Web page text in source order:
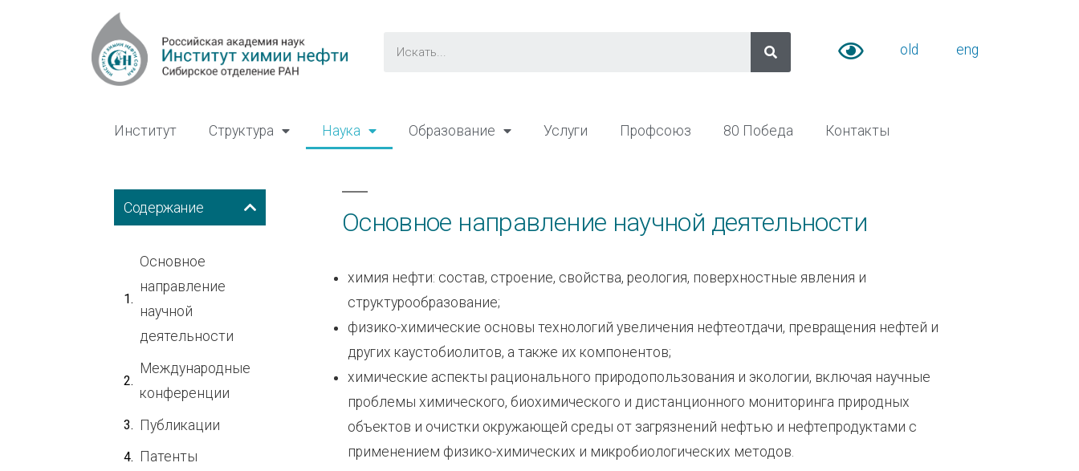
old eng
Институт Структура Наука Образование Услуги Профсоюз 80 Победа Контакты
Содержание
Основное
направление
научной
деятельности
Международные
конференции
Публикации
Патенты
Основное направление научной деятельности
химия нефти: состав, строение, свойства, реология, поверхностные явления и
структурообразование;
физико-химические основы технологий увеличения нефтеотдачи, превращения нефтей и
других каустобиолитов, а также их компонентов;
химические аспекты рационального природопользования и экологии, включая научные
проблемы химического, биохимического и дистанционного мониторинга природных
объектов и очистки окружающей среды от загрязнений нефтью и нефтепродуктами с
применением физико-химических и микробиологических методов.